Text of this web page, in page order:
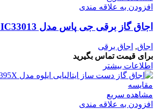
افزودن به علاقه مندی
اجاق گاز برقی جی پاس مدل GIC33013
اجاق, اجاق برقى
برای قیمت تماس بگیرید
اطلاعات بیشتر
مقایسه
مشاهده سریع
افزودن به علاقه مندی